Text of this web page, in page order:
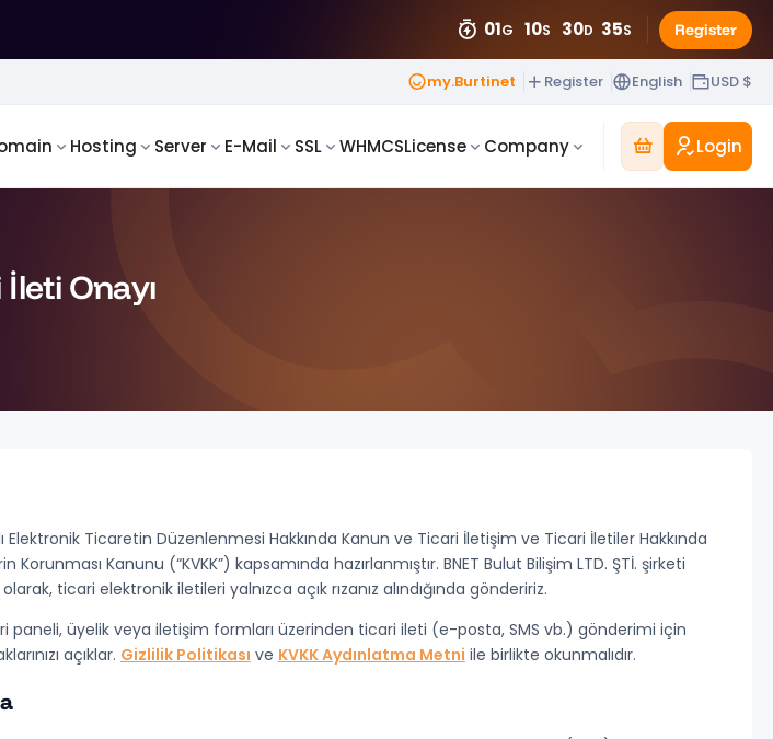
01G 10S 30D 32S Register
my.Burtinet Register English USD $
Hosting Server E-Mail SSL WHMCSLicense Company Login
Onayı
Elektronik Ticaretin Düzenlenmesi Hakkında Kanun ve Ticari İletişim ve Ticari İletiler Hakkında
Korunması Kanunu (“KVKK”) kapsamında hazırlanmıştır. BNET Bulut Bilişim LTD. ŞTİ. şirketi
olarak, ticari elektronik iletileri yalnızca açık rızanız alındığında göndeririz.
paneli, üyelik veya iletişim formları üzerinden ticari ileti (e-posta, SMS vb.) gönderimi için
açıklar. Gizlilik Politikası ve KVKK Aydınlatma Metni ile birlikte okunmalıdır.